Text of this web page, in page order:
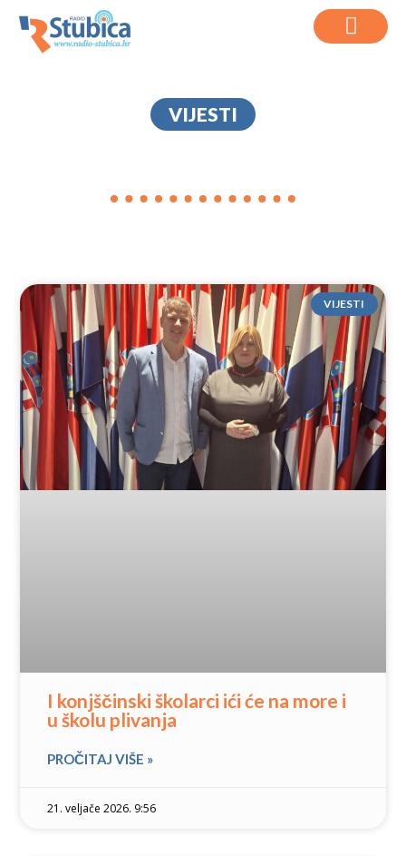
VIJESTI
VIJESTI
I konjščinski školarci ići će na more i
u školu plivanja
PROČITAJ VIŠE »
21. veljače 2026. 9:56